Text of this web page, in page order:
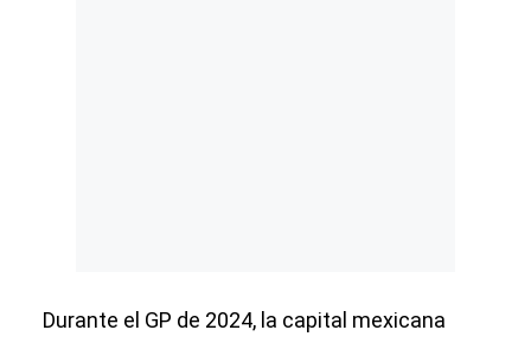
Durante el GP de 2024, la capital mexicana